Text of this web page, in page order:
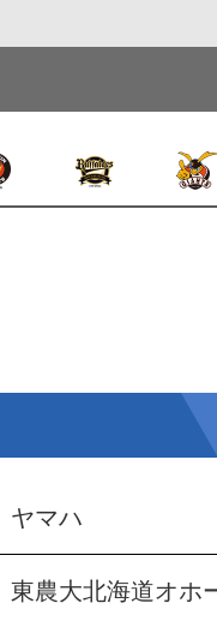
ヤマハ
東農大北海道オホ